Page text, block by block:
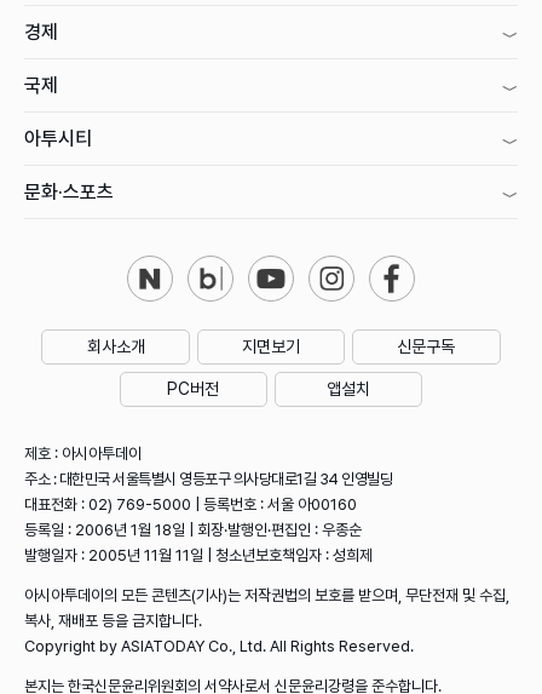
경제
국제
아투시티
문화·스포츠
회사소개 지면보기 신문구독
PC버전 앱설치
제호 : 아시아투데이
주소 : 대한민국 서울특별시 영등포구 의사당대로1길 34 인영빌딩
대표전화 : 02) 769-5000 | 등록번호 : 서울 아00160
등록일 : 2006년 1월 18일 | 회장·발행인·편집인 : 우종순
발행일자 : 2005년 11월 11일 | 청소년보호책임자 : 성희제
아시아투데이의 모든 콘텐츠(기사)는 저작권법의 보호를 받으며, 무단전재 및 수집,
복사, 재배포 등을 금지합니다.
Copyright by ASIATODAY Co., Ltd. All Rights Reserved.
본지는 한국신문윤리위원회의 서약사로서 신문윤리강령을 준수합니다.